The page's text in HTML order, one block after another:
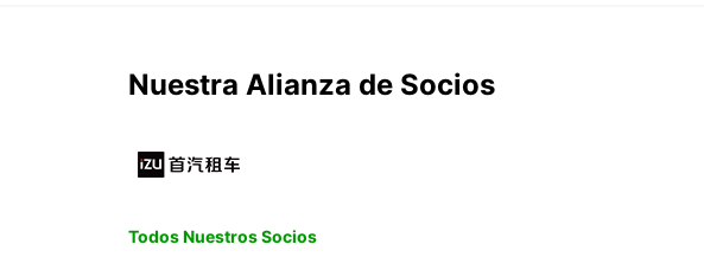
Nuestra Alianza de Socios
Todos Nuestros Socios